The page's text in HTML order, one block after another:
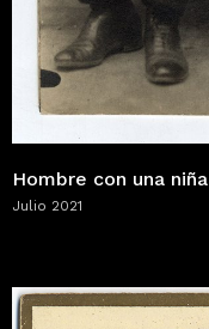
Hombre con una niña
Julio 2021